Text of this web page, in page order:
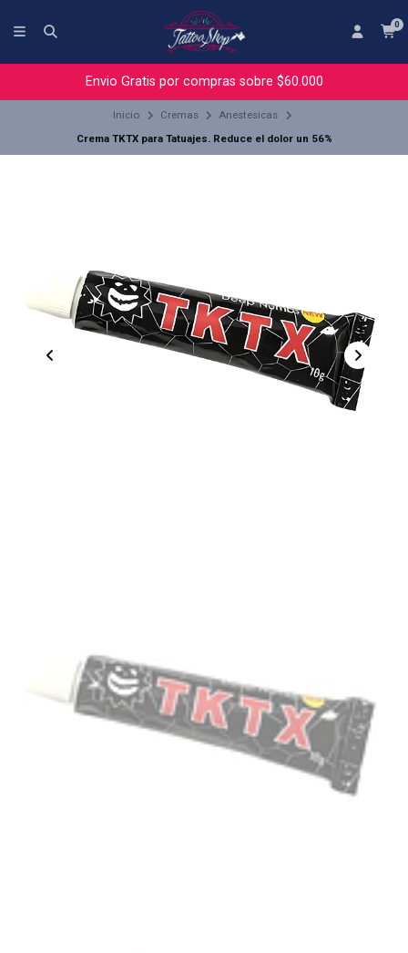
0
Envio Gratis por compras sobre $60.000
Inicio Cremas
Anestesicas
Crema TKTX para Tatuajes. Reduce el dolor un 56%